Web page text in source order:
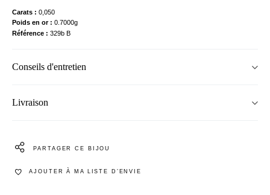
Carats
0,050
Poids en or
0.7000g
Référence
329b B
Conseils d'entretien
Livraison
PARTAGER CE BIJOU
AJOUTER À MA LISTE D’ENVIE